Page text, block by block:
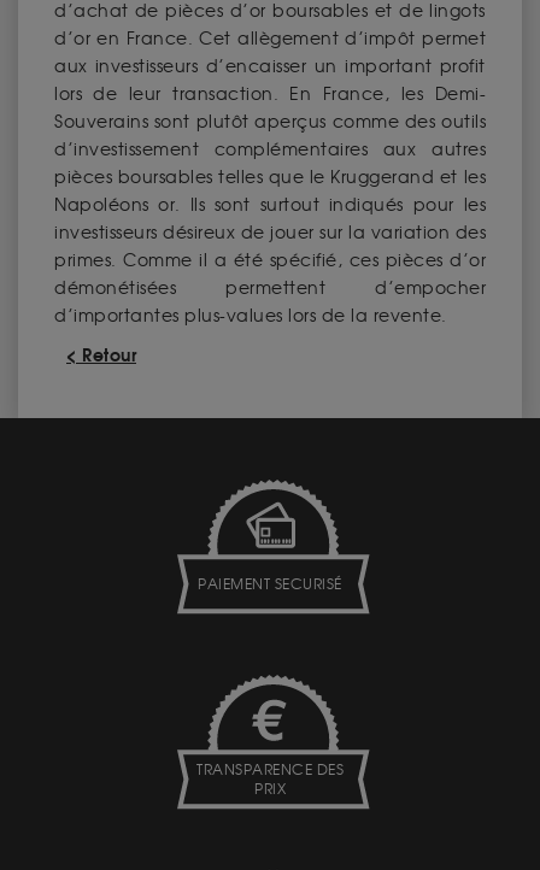
d’achat de pièces d’or boursables et de lingots
d’or en France. Cet allègement d’impôt permet
aux investisseurs d’encaisser un important profit
lors de leur transaction. En France, les Demi-
Souverains sont plutôt aperçus comme des outils
d’investissement complémentaires aux autres
pièces boursables telles que le Kruggerand et les
Napoléons or. Ils sont surtout indiqués pour les
investisseurs désireux de jouer sur la variation des
primes. Comme il a été spécifié, ces pièces d’or
démonétisées permettent d’empocher
d’importantes plus-values lors de la revente.
< Retour
PAIEMENT SECURISÉ
TRANSPARENCE DES
PRIX